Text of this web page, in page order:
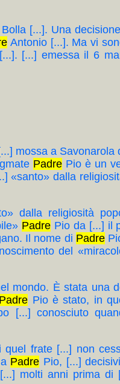
[...]. Una
Antonio [...]. Ma vi
[...] emessa il 6
mossa a
Padre Pio è un
«santo» dalla
dalla religiosità
Padre Pio da [...] il
Il nome di Padre
del
mondo. È stata una
Padre Pio è stato, in
[...] conosciuto
frate [...] non
Padre Pio, [...]
molti anni prima